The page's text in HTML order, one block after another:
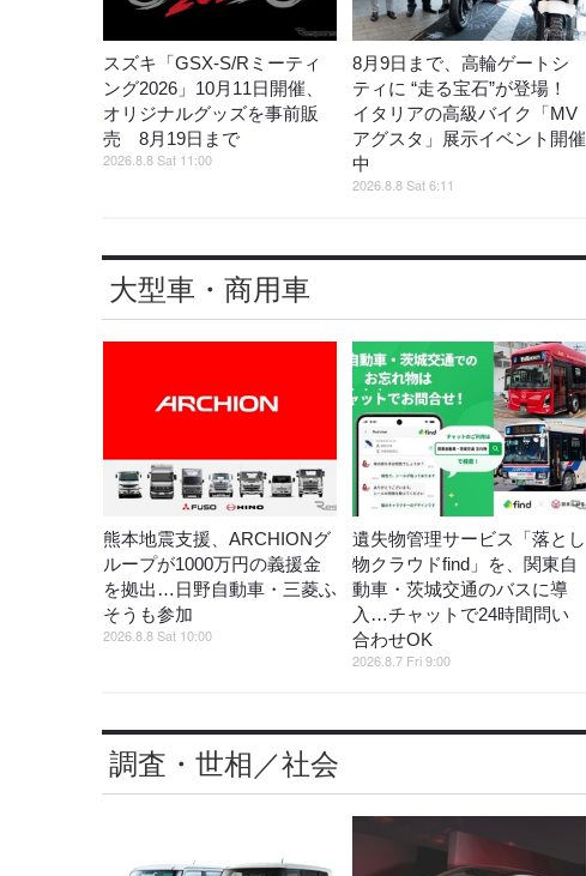
スズキ「GSX-S/Rミーティ
ング2026」10月11日開催、
オリジナルグッズを事前販
売 8月19日まで
2026.8.8 Sat 11:00
8月9日まで、高輪ゲートシ
ティに “走る宝石”が登場！
イタリアの高級バイク「MV
アグスタ」展示イベント開催
中
2026.8.8 Sat 6:11
大型車・商用車
熊本地震支援、ARCHIONグ
ループが1000万円の義援金
を拠出…日野自動車・三菱ふ
そうも参加
2026.8.8 Sat 10:00
遺失物管理サービス「落とし
物クラウドfind」を、関東自
動車・茨城交通のバスに導
入…チャットで24時間問い
合わせOK
2026.8.7 Fri 9:00
調査・世相／社会